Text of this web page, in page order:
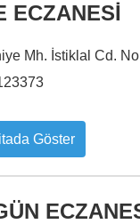
ECZANESİ
Mh. İstiklal Cd.
Göster